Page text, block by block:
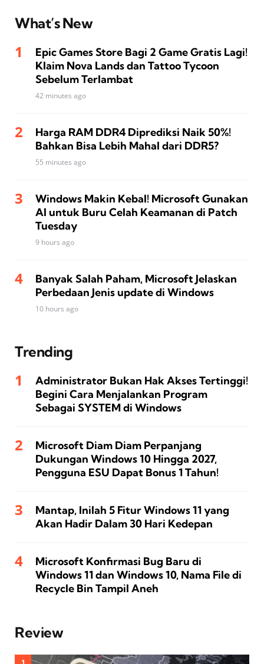
What’s New
Epic Games Store Bagi 2 Game Gratis Lagi!
Klaim Nova Lands dan Tattoo Tycoon
Sebelum Terlambat
42 minutes ago
Harga RAM DDR4 Diprediksi Naik 50%!
Bahkan Bisa Lebih Mahal dari DDR5?
55 minutes ago
Windows Makin Kebal! Microsoft Gunakan
AI untuk Buru Celah Keamanan di Patch
Tuesday
9 hours ago
Banyak Salah Paham, Microsoft Jelaskan
Perbedaan Jenis update di Windows
10 hours ago
Trending
Administrator Bukan Hak Akses Tertinggi!
Begini Cara Menjalankan Program
Sebagai SYSTEM di Windows
Microsoft Diam Diam Perpanjang
Dukungan Windows 10 Hingga 2027,
Pengguna ESU Dapat Bonus 1 Tahun!
Mantap, Inilah 5 Fitur Windows 11 yang
Akan Hadir Dalam 30 Hari Kedepan
Microsoft Konfirmasi Bug Baru di
Windows 11 dan Windows 10, Nama File di
Recycle Bin Tampil Aneh
Review